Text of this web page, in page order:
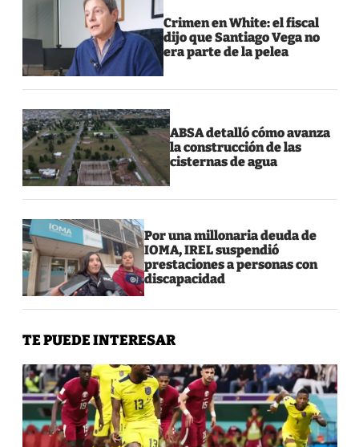
Crimen en White: el fiscal
dijo que Santiago Vega no
era parte de la pelea
ABSA detalló cómo avanza
la construcción de las
cisternas de agua
Por una millonaria deuda de
IOMA, IREL suspendió
prestaciones a personas con
discapacidad
TE PUEDE INTERESAR